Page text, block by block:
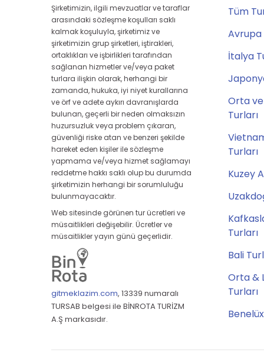
Şirketimizin, ilgili mevzuatlar ve taraflar
arasındaki sözleşme koşulları saklı
kalmak koşuluyla, şirketimiz ve
şirketimizin grup şirketleri, iştirakleri,
ortaklıkları ve işbirlikleri tarafından
sağlanan hizmetler ve/veya paket
turlara ilişkin olarak, herhangi bir
zamanda, hukuka, iyi niyet kurallarına
ve örf ve adete aykırı davranışlarda
bulunan, geçerli bir neden olmaksızın
huzursuzluk veya problem çıkaran,
güvenliği riske atan ve benzeri şekilde
hareket eden kişiler ile sözleşme
yapmama ve/veya hizmet sağlamayı
reddetme hakkı saklı olup bu durumda
şirketimizin herhangi bir sorumluluğu
bulunmayacaktır.
Web sitesinde görünen tur ücretleri ve
müsaitlikleri değişebilir. Ücretler ve
müsaitlikler yayın günü geçerlidir.
gitmeklazim.com, 13339 numaralı
TURSAB belgesi ile BİNROTA TURİZM
A.Ş markasıdır.
Tüm
Avrupa
İtalya
Orta
Turları
Turları
Kuzey
Turları
Bali
Orta &
Turları